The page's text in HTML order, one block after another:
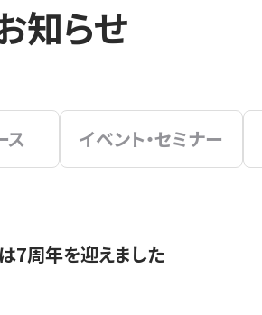
知らせ
ス イベント・セミナー
7周年を迎えました